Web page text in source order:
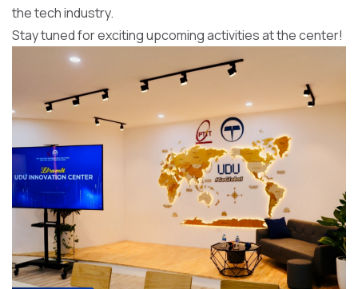
the tech industry.
Stay tuned for exciting upcoming activities at the center!